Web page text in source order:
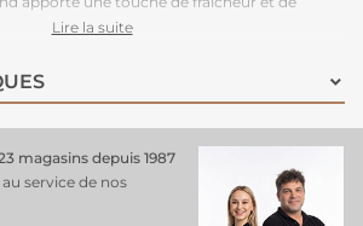
Idéal pour un salon
votre espace d’un décor végétal
grâce à son intissé, il garantit une finition
et immersive avec cerevêtement mural
Lire la suite
magasins depuis 1987
au service de nos